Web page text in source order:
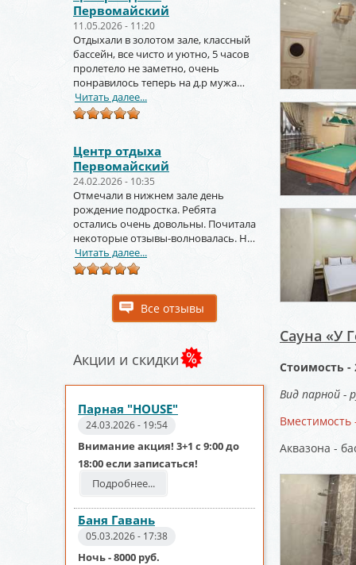
Первомайский
11.05.2026 - 11:20
Отдыхали в золотом зале, классный
бассейн, все чисто и уютно, 5 часов
пролетело не заметно, очень
понравилось теперь на д.р мужа
тоже будем заказывать
Читать далее...
Центр отдыха
Первомайский
24.02.2026 - 10:35
Отмечали в нижнем зале день
рождение подростка. Ребята
остались очень довольны. Почитала
некоторые отзывы-волновалась. Но
зря. Крутое место.
Читать далее...
Все отзывы
Акции и скидки
Парная "HOUSE"
24.03.2026 - 19:54
Внимание акция! 3+1 с 9:00 до
18:00 если записаться!
Подробнее...
Баня Гавань
05.03.2026 - 17:38
Ночь - 8000 руб.
Сауна «У
Стоимость -
Вид парной -
Вместимость
Аквазона -